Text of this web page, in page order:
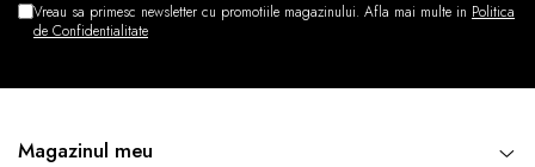
Vreau sa primesc newsletter cu promotiile magazinului. Afla mai multe in Politica
de Confidentialitate
Magazinul meu